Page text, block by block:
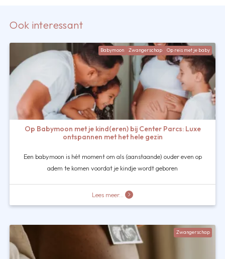
Ook interessant
Babymoon Zwangerschap Op reis met je baby
Op Babymoon met je kind(eren) bij Center Parcs: Luxe
ontspannen met het hele gezin
Een babymoon is hét moment om als (aanstaande) ouder even op
adem te komen voordat je kindje wordt geboren
Lees meer...
Zwangerschap